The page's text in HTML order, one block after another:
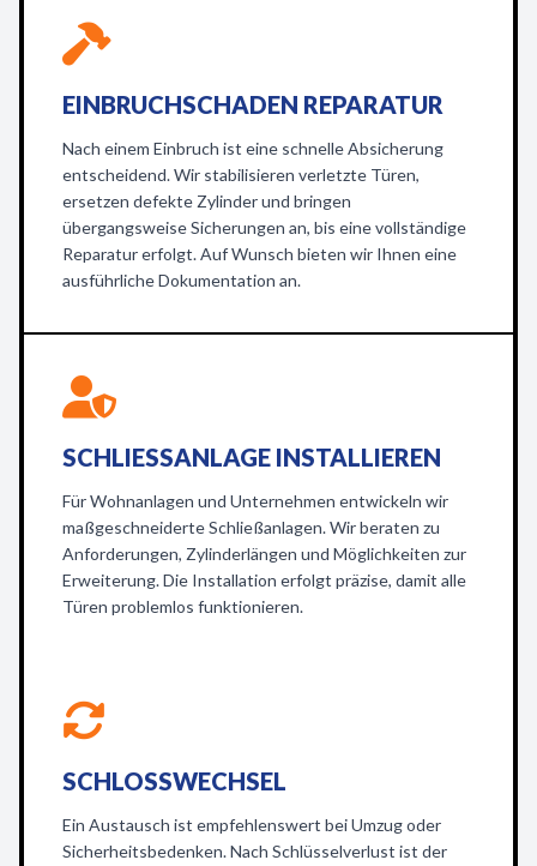
EINBRUCHSCHADEN REPARATUR
Nach einem Einbruch ist eine schnelle Absicherung
entscheidend. Wir stabilisieren verletzte Türen,
ersetzen defekte Zylinder und bringen
übergangsweise Sicherungen an, bis eine vollständige
Reparatur erfolgt. Auf Wunsch bieten wir Ihnen eine
ausführliche Dokumentation an.
SCHLIESSANLAGE INSTALLIEREN
Für Wohnanlagen und Unternehmen entwickeln wir
maßgeschneiderte Schließanlagen. Wir beraten zu
Anforderungen, Zylinderlängen und Möglichkeiten zur
Erweiterung. Die Installation erfolgt präzise, damit alle
Türen problemlos funktionieren.
SCHLOSSWECHSEL
Ein Austausch ist empfehlenswert bei Umzug oder
Sicherheitsbedenken. Nach Schlüsselverlust ist der